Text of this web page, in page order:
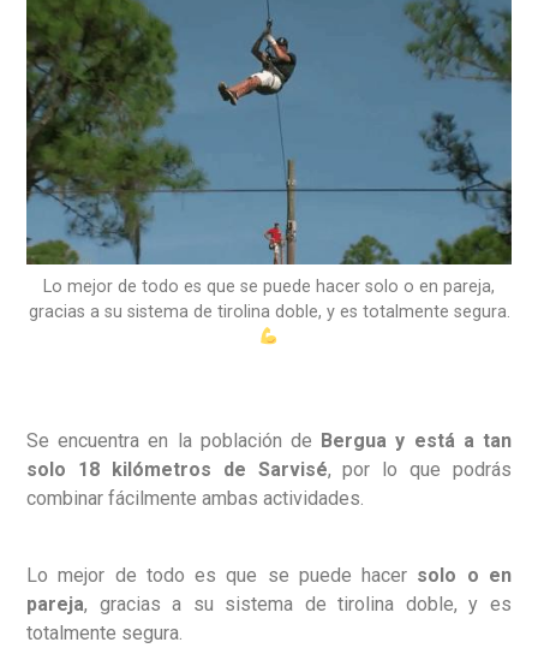
Lo mejor de todo es que se puede hacer solo o en pareja,
gracias a su sistema de tirolina doble, y es totalmente segura.
Se encuentra en la población de Bergua y está a tan
solo 18 kilómetros de Sarvisé, por lo que podrás
combinar fácilmente ambas actividades.
Lo mejor de todo es que se puede hacer solo o en
pareja, gracias a su sistema de tirolina doble, y es
totalmente segura.